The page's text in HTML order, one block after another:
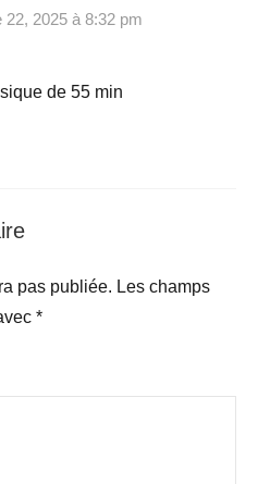
22, 2025 à 8:32 pm
de 55 min
pas publiée. Les champs
*